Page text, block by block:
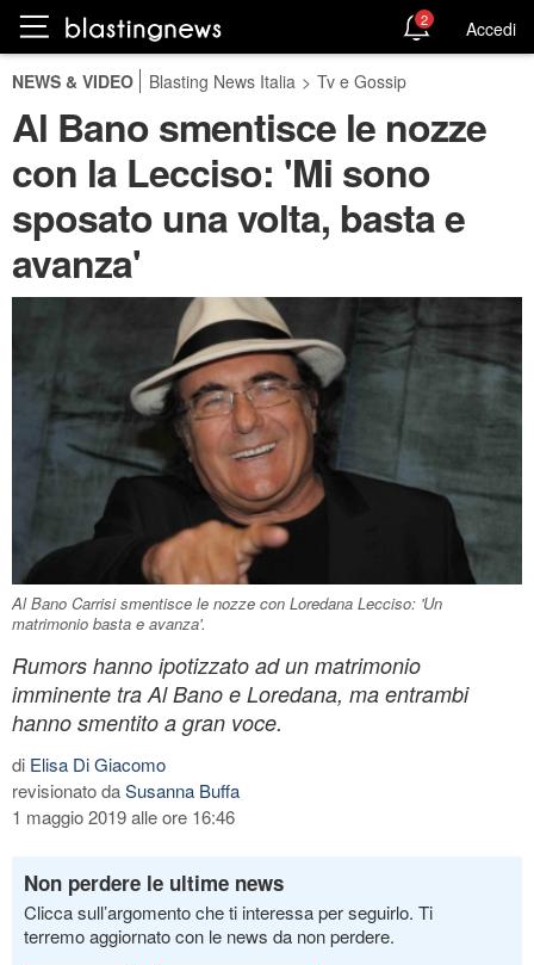
2 Accedi
NEWS & VIDEO Blasting News Italia > Tv e Gossip
Al Bano smentisce le nozze
con la Lecciso: 'Mi sono
sposato una volta, basta e
avanza'
Al Bano Carrisi smentisce le nozze con Loredana Lecciso: 'Un
matrimonio basta e avanza'.
Rumors hanno ipotizzato ad un matrimonio
imminente tra Al Bano e Loredana, ma entrambi
hanno smentito a gran voce.
di Elisa Di Giacomo
revisionato daSusanna Buffa
1 maggio 2019 alle ore 16:46
Non perdere le ultime news
Clicca sull’argomento che ti interessa per seguirlo. Ti
terremo aggiornato con le news da non perdere.